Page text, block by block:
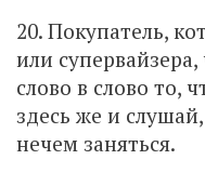
20. Покупатель,
или
слово в слово то,
здесь же и
нечем заняться.